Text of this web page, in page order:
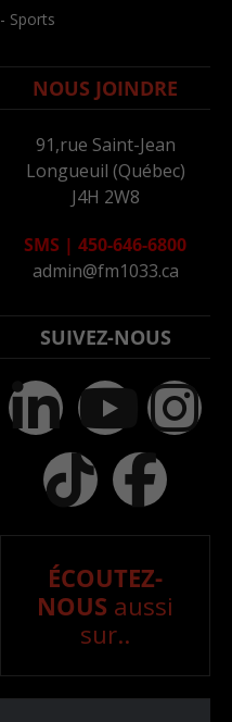
- Sports
NOUS JOINDRE
91,rue Saint-Jean
Longueuil (Québec)
J4H 2W8
SMS | 450-646-6800
admin@fm1033.ca
SUIVEZ-NOUS
ÉCOUTEZ-
NOUS aussi
sur..